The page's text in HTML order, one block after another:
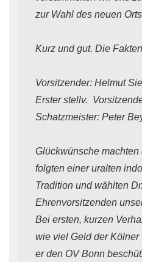
zur Wahl des neuen
Kurz und gut. Die
Vorsitzender: Helmut
Erster stellv.
Schatzmeister: Peter
Glückwünsche
folgten einer uralten
Tradition und wählten
Ehrenvorsitzenden
Bei ersten, kurzen
wie viel Geld der
er den OV Bonn